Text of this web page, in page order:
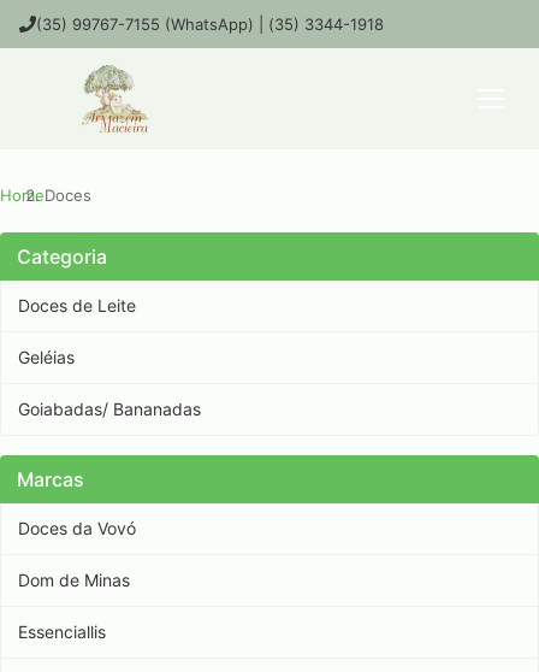
(35) 99767-7155 (WhatsApp) | (35) 3344-1918
HomeDoces
Categoria
Doces de Leite
Geléias
Goiabadas/ Bananadas
Marcas
Doces da Vovó
Dom de Minas
Essenciallis